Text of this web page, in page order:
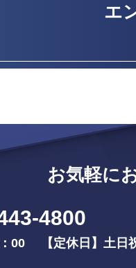
エ
お気軽に
4800
：00 【定休⽇】⼟⽇